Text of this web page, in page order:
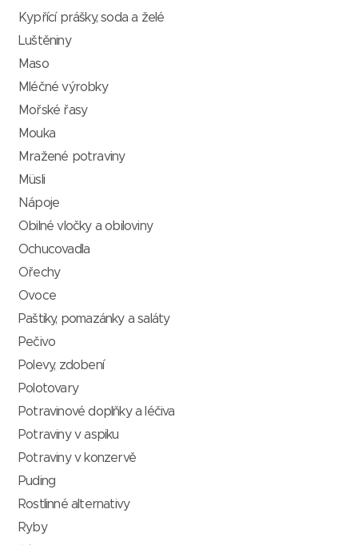
Kypřící prášky, soda a želé
Luštěniny
Maso
Mléčné výrobky
Mořské řasy
Mouka
Mražené potraviny
Müsli
Nápoje
Obilné vločky a obiloviny
Ochucovadla
Ořechy
Ovoce
Paštiky, pomazánky a saláty
Pečivo
Polevy, zdobení
Polotovary
Potravinové doplňky a léčiva
Potraviny v aspiku
Potraviny v konzervě
Puding
Rostlinné alternativy
Ryby